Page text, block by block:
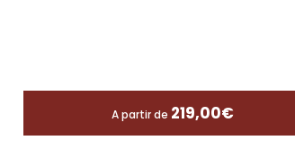
A partir de 219,00€